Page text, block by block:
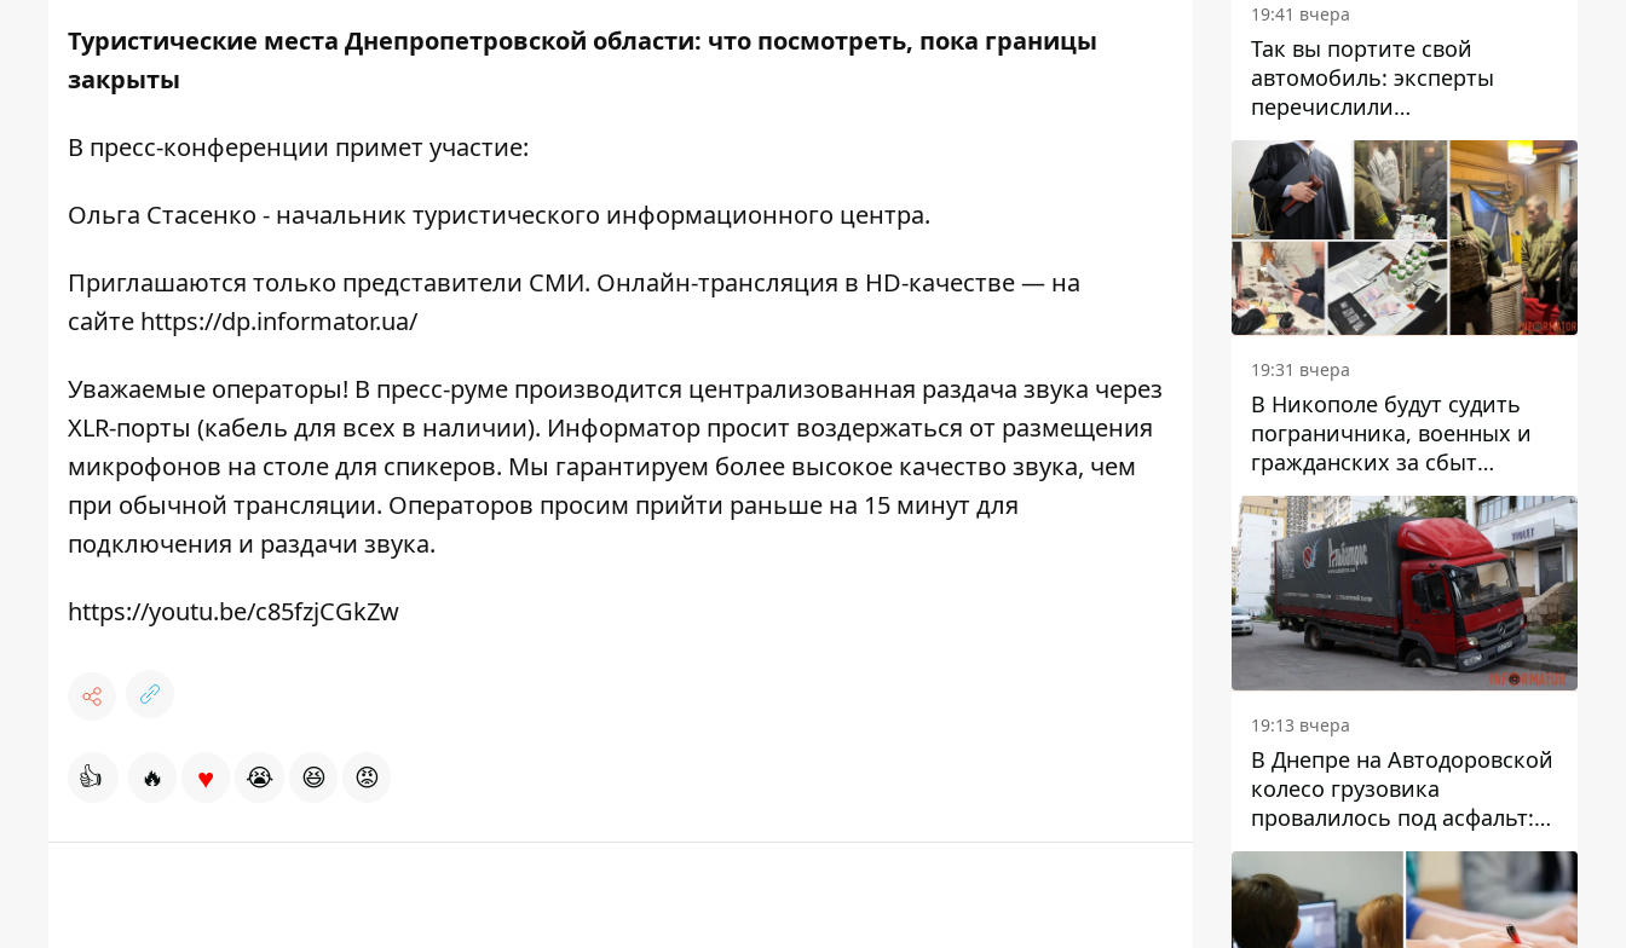
Туристические места Днепропетровской области: что посмотреть, пока границы
закрыты
В пресс-конференции примет участие:
Ольга Стасенко - начальник туристического информационного центра.
Приглашаются только представители СМИ. Онлайн-трансляция в HD-качестве — на
сайте https://dp.informator.ua/
Уважаемые операторы! В пресс-руме производится централизованная раздача звука через
XLR-порты (кабель для всех в наличии). Информатор просит воздержаться от размещения
микрофонов на столе для спикеров. Мы гарантируем более высокое качество звука, чем
при обычной трансляции. Операторов просим прийти раньше на 15 минут для
подключения и раздачи звука.
https://youtu.be/c85fzjCGkZw
👍 🔥 ♥ 😭 😆 😡
19:41 вчера
Так вы портите свой
автомобиль: эксперты
перечислили
распространенные
привычки водителей,
которые на самом деле
вредят машине
19:31 вчера
В Никополе будут судить
пограничника, военных и
гражданских за сбыт
психотропов
19:13 вчера
В Днепре на Автодоровской
колесо грузовика
провалилось под асфальт:
движение заблокировано